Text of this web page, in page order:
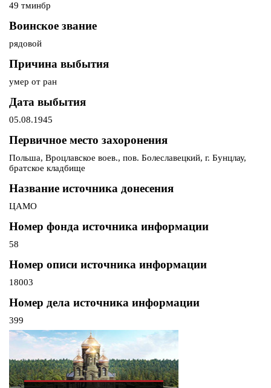
49 тминбр
Воинское звание
рядовой
Причина выбытия
умер от ран
Дата выбытия
05.08.1945
Первичное место захоронения
Польша, Вроцлавское воев., пов. Болеславецкий, г. Бунцлау,
братское кладбище
Название источника донесения
ЦАМО
Номер фонда источника информации
58
Номер описи источника информации
18003
Номер дела источника информации
399